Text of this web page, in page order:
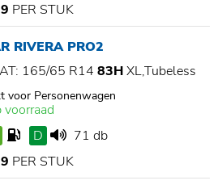
PER STUK
RIVERA PRO2
165/65 R14 83HXL,Tubeless
voor Personenwagen
voorraad
D
71 db
PER STUK